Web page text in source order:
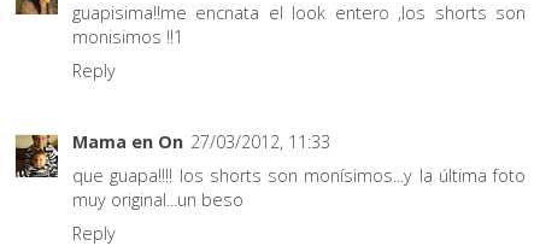
guapisima!!me encnata el look entero ,los shorts son
monisimos !!1
Reply
Mama en On 27/03/2012, 11:33
que guapa!!!! los shorts son monísimos...y la última foto
muy original...un beso
Reply